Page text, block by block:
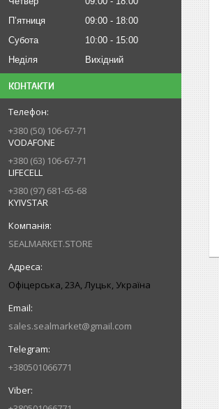
Пʼятниця
09:00
18:00
Субота
10:00
15:00
Неділя
Вихідний
КОНТАКТИ
+380 (50) 106-67-71
VODAFONE
+380 (63) 106-67-71
LIFECELL
+380 (97) 681-65-68
KYIVSTAR
SEALMARKET.STORE
Офіцерська, 23А, Луцьк, Україна
sales.sealmarket@gmail.com
+380501066771